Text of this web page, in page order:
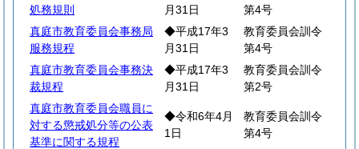
処務規則
月31日
第4号
真庭市教育委員会事務局
服務規程
◆平成17年3
月31日
教育委員会訓令
第4号
真庭市教育委員会事務決
裁規程
◆平成17年3
月31日
教育委員会訓令
第2号
真庭市教育委員会職員に
対する懲戒処分等の公表
基準に関する規程
◆令和6年4月
1日
教育委員会訓令
第4号